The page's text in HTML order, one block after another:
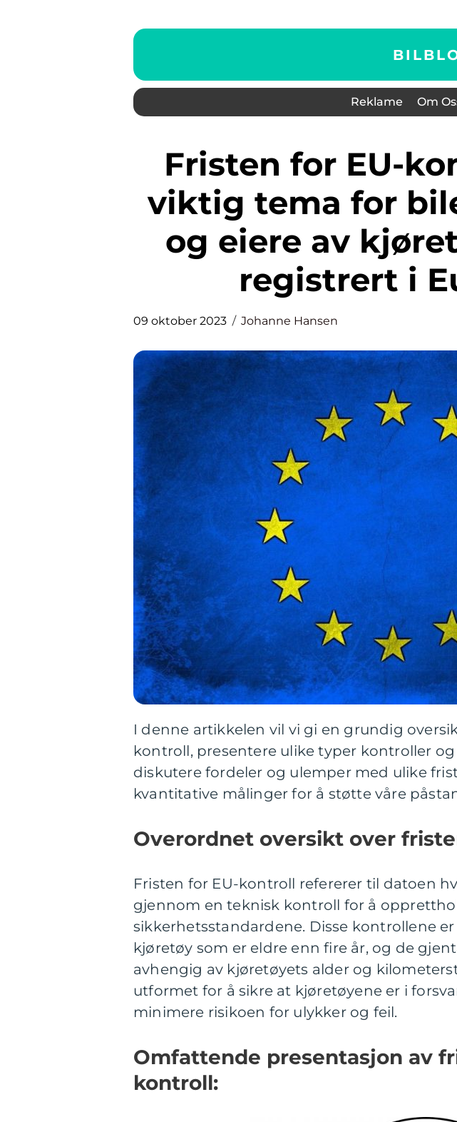
Reklame Om
Fristen for EU-kontroll er et
viktig tema for
og eiere av
registrert i
09 oktober 2023 Johanne Hansen
I denne artikkelen vil vi gi en grundig
kontroll, presentere ulike typer kontroller
diskutere fordeler og ulemper med ulike
kvantitative målinger for å støtte våre
Overordnet oversikt over
Fristen for EU-kontroll refererer til datoen
gjennom en teknisk kontroll for å
sikkerhetsstandardene. Disse kontrollene
kjøretøy som er eldre enn fire år, og de
avhengig av kjøretøyets alder og
utformet for å sikre at kjøretøyene er i
minimere risikoen for ulykker og feil.
Omfattende presentasjon av
kontroll: